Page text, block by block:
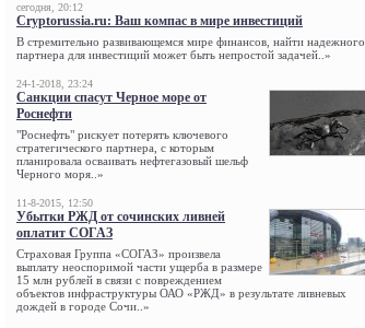
сегодня, 20:12
Cryptorussia.ru: Ваш компас в мире инвестиций
В стремительно развивающемся мире финансов, найти надежного
партнера для инвестиций может быть непростой задачей..»
24-1-2018, 23:24
Санкции спасут Черное море от
Роснефти
"Роснефть" рискует потерять ключевого
стратегического партнера, с которым
планировала осваивать нефтегазовый шельф
Черного моря..»
11-8-2015, 12:50
Убытки РЖД от сочинских ливней
оплатит СОГАЗ
Страховая Группа «СОГАЗ» произвела
выплату неоспоримой части ущерба в размере
15 млн рублей в связи с повреждением
объектов инфраструктуры ОАО «РЖД» в результате ливневых
дождей в городе Сочи..»